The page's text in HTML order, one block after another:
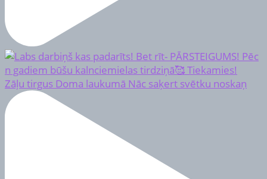
Zāļu tirgus Doma laukumā Nāc saķert svētku noskaņ